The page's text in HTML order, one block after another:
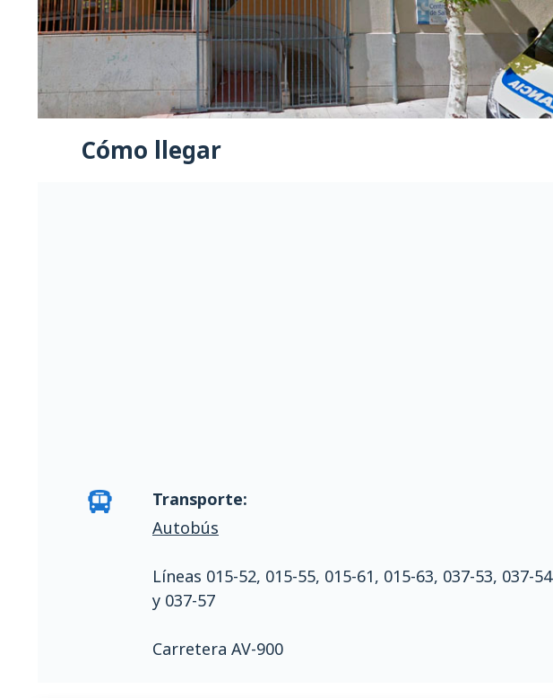
Cómo llegar
Transporte:
Autobús
Líneas 015-52, 015-55, 015-61, 015-63, 037-53, 037-54
y 037-57
Carretera AV-900